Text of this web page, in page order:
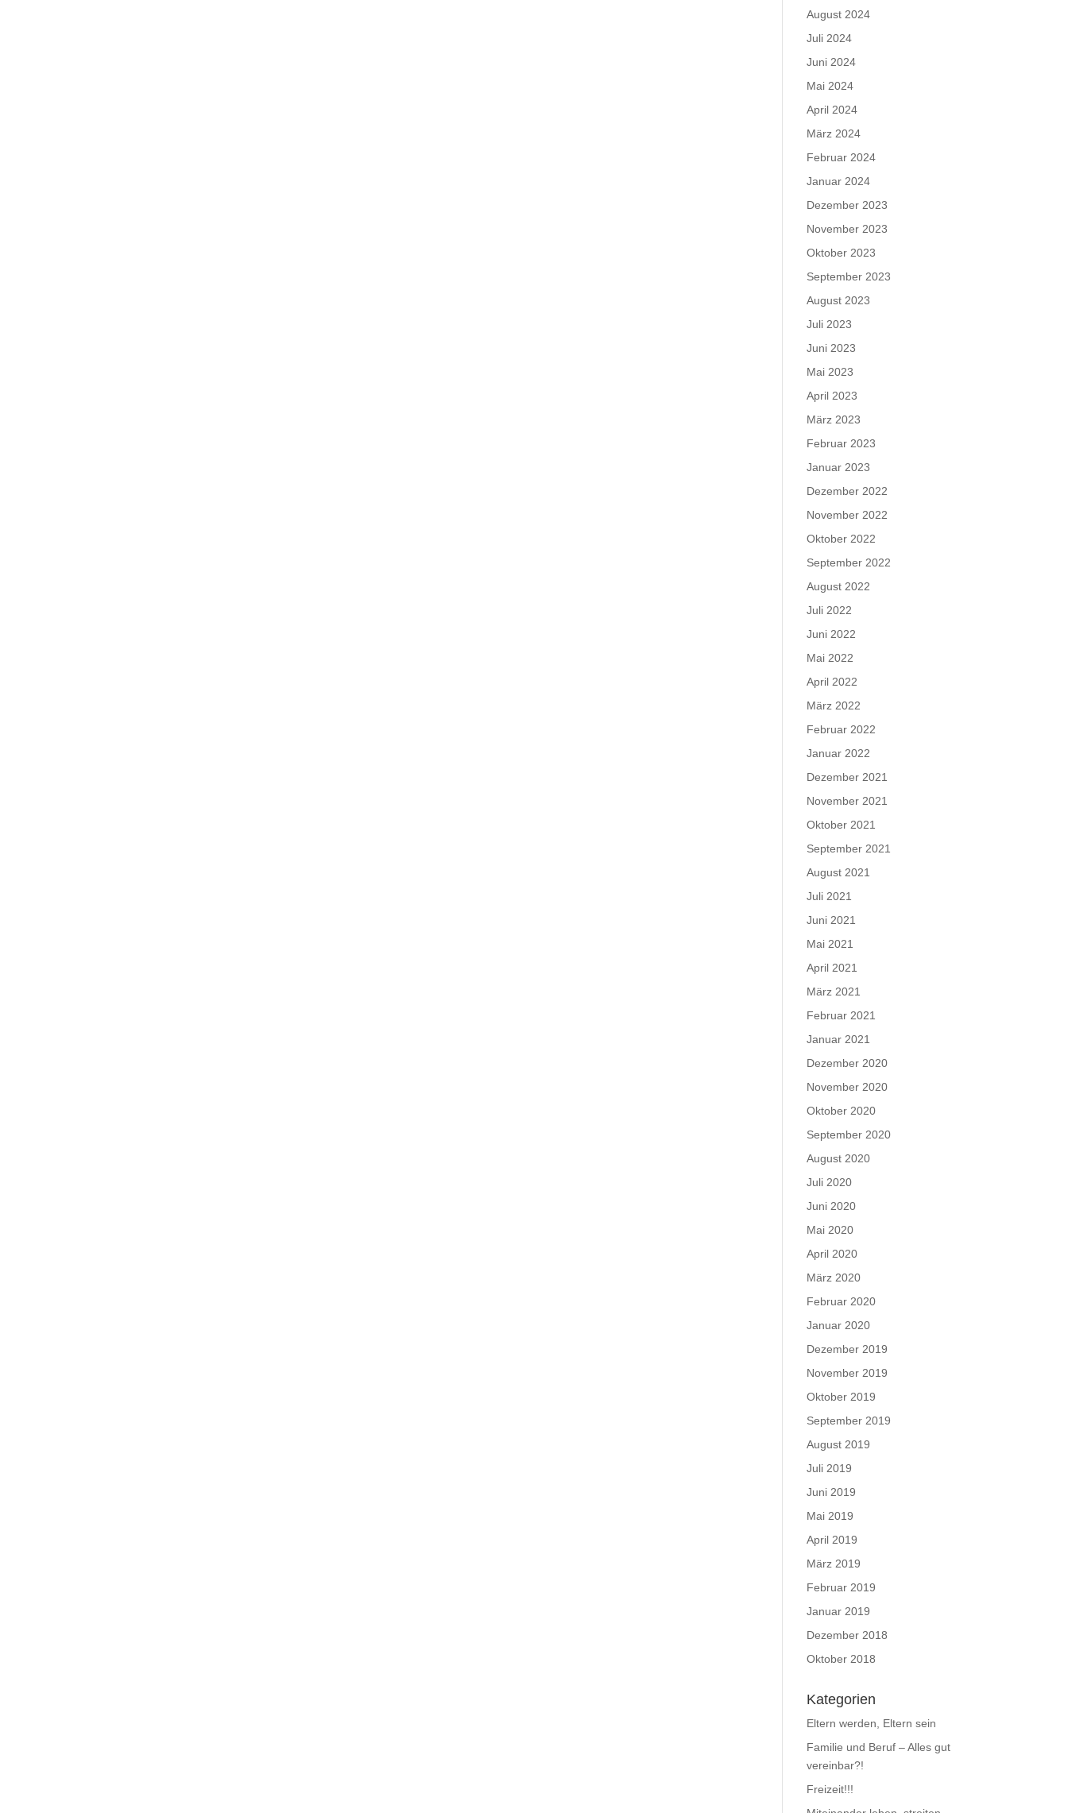
August 2024
Juli 2024
Juni 2024
Mai 2024
April 2024
März 2024
Februar 2024
Januar 2024
Dezember 2023
November 2023
Oktober 2023
September 2023
August 2023
Juli 2023
Juni 2023
Mai 2023
April 2023
März 2023
Februar 2023
Januar 2023
Dezember 2022
November 2022
Oktober 2022
September 2022
August 2022
Juli 2022
Juni 2022
Mai 2022
April 2022
März 2022
Februar 2022
Januar 2022
Dezember 2021
November 2021
Oktober 2021
September 2021
August 2021
Juli 2021
Juni 2021
Mai 2021
April 2021
März 2021
Februar 2021
Januar 2021
Dezember 2020
November 2020
Oktober 2020
September 2020
August 2020
Juli 2020
Juni 2020
Mai 2020
April 2020
März 2020
Februar 2020
Januar 2020
Dezember 2019
November 2019
Oktober 2019
September 2019
August 2019
Juli 2019
Juni 2019
Mai 2019
April 2019
März 2019
Februar 2019
Januar 2019
Dezember 2018
Oktober 2018
Kategorien
Eltern werden, Eltern sein
Familie und Beruf – Alles gut
vereinbar?!
Freizeit!!!